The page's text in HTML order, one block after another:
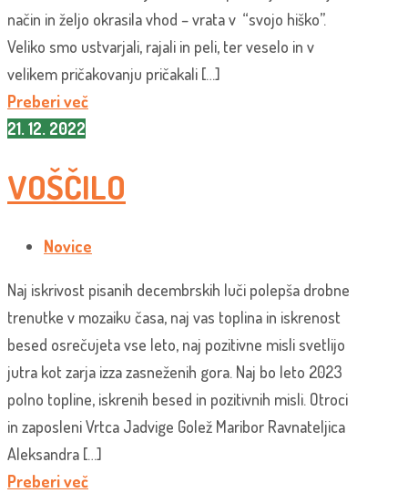
način in željo okrasila vhod – vrata v “svojo hiško”.
Veliko smo ustvarjali, rajali in peli, ter veselo in v
velikem pričakovanju pričakali […]
Preberi več
21. 12. 2022
VOŠČILO
Novice
Naj iskrivost pisanih decembrskih luči polepša drobne
trenutke v mozaiku časa, naj vas toplina in iskrenost
besed osrečujeta vse leto, naj pozitivne misli svetlijo
jutra kot zarja izza zasneženih gora. Naj bo leto 2023
polno topline, iskrenih besed in pozitivnih misli. Otroci
in zaposleni Vrtca Jadvige Golež Maribor Ravnateljica
Aleksandra […]
Preberi več